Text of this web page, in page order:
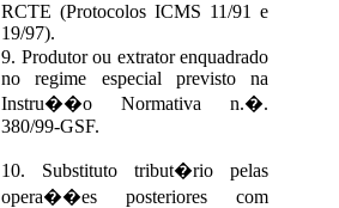
RCTE (Protocolos ICMS 11/91 e
19/97).
9. Produtor ou extrator enquadrado
no regime especial previsto na
Instru��o Normativa n.�.
380/99-GSF.
10. Substituto tribut�rio pelas
opera��es posteriores com